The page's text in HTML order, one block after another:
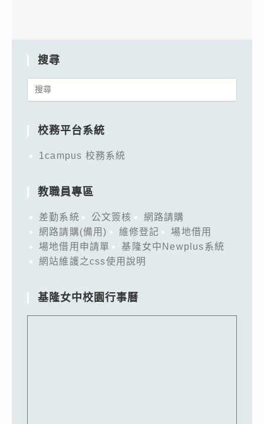
搜尋
Search
校務平台系統
1campus 校務系統
教職員專區
差勤系統 公文簽核
網路請購
網路請購(備用)
維修登記
場地借用
場地借用申請單
基隆女中Newplus系統
網站維護之css使用說明
基隆女中校園行事曆